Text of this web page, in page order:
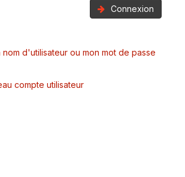
Connexion
d'utilisateur ou mon mot de passe
compte utilisateur